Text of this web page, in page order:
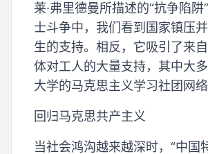
莱·弗里德曼所描述的“抗争陷阱
士斗争中，我们看到国家镇压
生的支持。相反，它吸引了来
体对工人的大量支持，其中大
大学的马克思主义学习社团网络
回归马克思共产主义
当社会鸿沟越来越深时，“中国